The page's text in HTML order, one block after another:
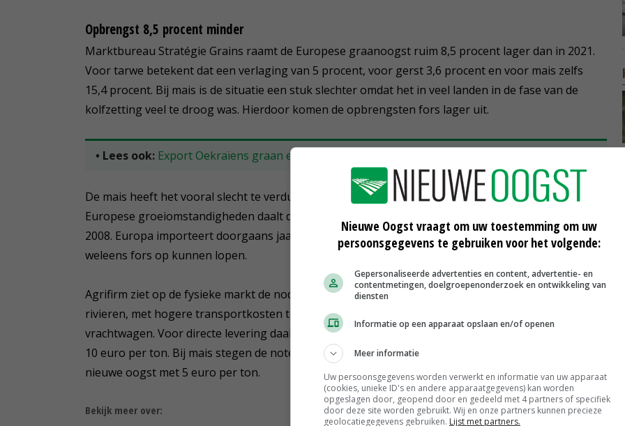
Opbrengst 8,5 procent minder
Marktbureau Stratégie Grains raamt de Europese graanoogst ruim 8,5 procent lager dan in 2021.
Voor tarwe betekent dat een verlaging van 5 procent, voor gerst 3,6 procent en voor mais zelfs
15,4 procent. Bij mais is de situatie een stuk slechter omdat het in veel landen in de fase van de
kolfzetting veel te droog was. Hierdoor komen de opbrengsten fors lager uit.
• Lees ook: Export Oekraïens graan en andere producten komt op stoom
De mais heeft het vooral slecht te verduren in Roemenië, Italië en Frankrijk. Door de slechte
Europese groeiomstandigheden daalt de maisproductie mogelijk tot het laagste niveau sinds 2007-
2008. Europa importeert doorgaans jaarlijks 16 miljoen ton mais, maar dat aantal zal dit seizoen
weleens fors op kunnen lopen.
Agrifirm ziet op de fysieke markt de nodige problemen door de extreem lage waterstanden in de
rivieren, met hogere transportkosten tot gevolg. Granen per schip zijn voorlopig duurder dan per
vrachtwagen. Voor directe levering daalden de tarwe- en gerstnoteringen respectievelijk met 14 en
10 euro per ton. Bij mais stegen de noteringen voor directe levering met 9 euro en voor levering
nieuwe oogst met 5 euro per ton.
Bekijk meer over:
Nieuwe Oogst vraagt om uw toestemming om uw
persoonsgegevens te gebruiken voor het volgende:
Gepersonaliseerde advertenties en content, advertentie- en
contentmetingen, doelgroepenonderzoek en ontwikkeling van
diensten
Informatie op een apparaat opslaan en/of openen
Meer informatie
Uw persoonsgegevens worden verwerkt en informatie van uw apparaat
(cookies, unieke ID's en andere apparaatgegevens) kan worden
opgeslagen door, geopend door en gedeeld met 4 partners of specifiek
door deze site worden gebruikt. Wij en onze partners kunnen precieze
geolocatiegegevens gebruiken. Lijst met partners.